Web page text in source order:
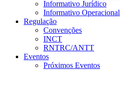
Informativo Jurídico
Informativo Operacional
Regulação
Convenções
INCT
RNTRC/ANTT
Eventos
Próximos Eventos